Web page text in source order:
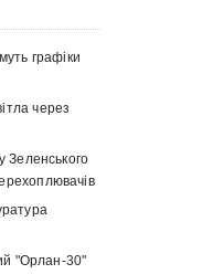
графіки
через
Зеленського
"Орлан-30"